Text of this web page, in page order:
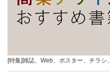
[特集]雑誌、Web、ポスター、チラ